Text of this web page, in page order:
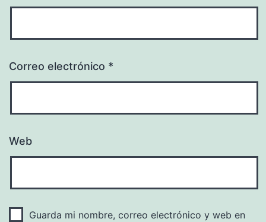
Correo electrónico *
Web
Guarda mi nombre, correo electrónico y web en